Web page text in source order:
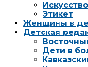
Этикет
Женщины в
Детская
Дети в